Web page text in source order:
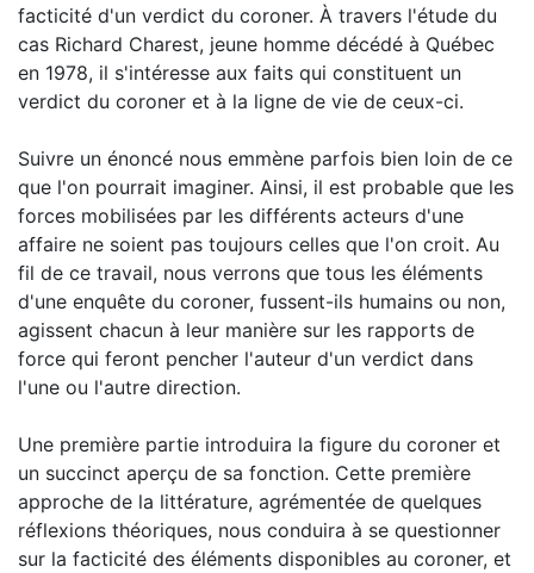
facticité d'un verdict du coroner. À travers l'étude du
cas Richard Charest, jeune homme décédé à Québec
en 1978, il s'intéresse aux faits qui constituent un
verdict du coroner et à la ligne de vie de ceux-ci.
Suivre un énoncé nous emmène parfois bien loin de ce
que l'on pourrait imaginer. Ainsi, il est probable que les
forces mobilisées par les différents acteurs d'une
affaire ne soient pas toujours celles que l'on croit. Au
fil de ce travail, nous verrons que tous les éléments
d'une enquête du coroner, fussent-ils humains ou non,
agissent chacun à leur manière sur les rapports de
force qui feront pencher l'auteur d'un verdict dans
l'une ou l'autre direction.
Une première partie introduira la figure du coroner et
un succinct aperçu de sa fonction. Cette première
approche de la littérature, agrémentée de quelques
réflexions théoriques, nous conduira à se questionner
sur la facticité des éléments disponibles au coroner, et